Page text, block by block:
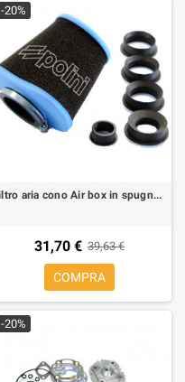
-20%
Filtro aria cono Air box in spugna Polini big evolution
31,70 € 39,63 €
COMPRA
-20%